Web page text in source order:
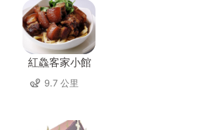
紅鱻客家小館
9.7 公里